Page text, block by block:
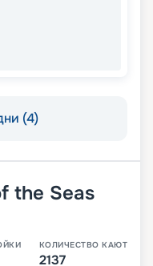
(4)
the Seas
КОЛИЧЕСТВО КАЮТ
2137